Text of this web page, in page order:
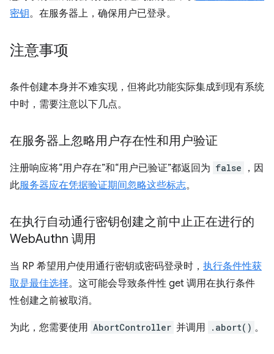
密钥。在服务器上，确保用户已登录。
注意事项
条件创建本身并不难实现，但将此功能实际集成到现有系统
中时，需要注意以下几点。
在服务器上忽略用户存在性和用户验证
注册响应将“用户存在”和“用户已验证”都返回为 false
，因
此服务器应在凭据验证期间忽略这些标志。
在执行自动通行密钥创建之前中止正在进行的
WebAuthn 调用
当 RP 希望用户使用通行密钥或密码登录时， 执行条件性获
取是最佳选择。这可能会导致条件性 get 调用在执行条件
性创建之前被取消。
为此，您需要使用 AbortController 并调用 .abort() 。